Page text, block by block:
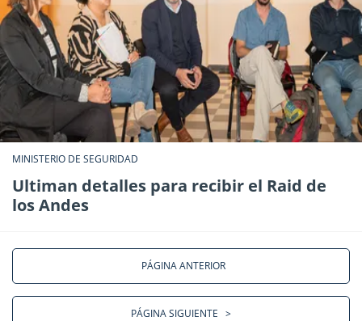
MINISTERIO DE SEGURIDAD
Ultiman detalles para recibir el Raid de
los Andes
PÁGINA ANTERIOR
PÁGINA SIGUIENTE >